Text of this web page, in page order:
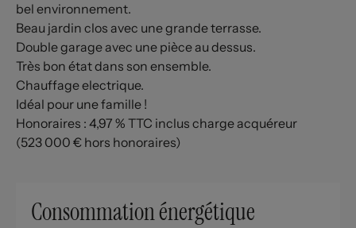
bel environnement.
Beau jardin clos avec une grande terrasse.
Double garage avec une pièce au dessus.
Très bon état dans son ensemble.
Chauffage electrique.
Idéal pour une famille !
Honoraires : 4,97 % TTC inclus charge acquéreur
(523 000 € hors honoraires)
Consommation énergétique